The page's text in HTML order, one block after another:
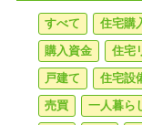
すべて 住宅購
購入資金
住宅
戸建て
住宅設
売買
一人暮ら